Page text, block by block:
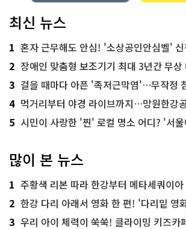
최신 뉴스
1 혼자 근무해도 안심! '소상공인안심벨'
2 장애인 맞춤형 보조기기 최대 3년간 무상 대
3 걸을 때마다 아픈 '족저근막염'…무작정 참지 말
4 먹거리부터 야경 라이브까지…망원한강
5 시민이 사랑한 '찐' 로컬 명소 어디? '서울에
많이 본 뉴스
1 주황색 리본 따라 한강부터 메타세쿼이아 숲길까
2 한강 다리 아래서 영화 한 편! '다리밑 영
3 우리 아이 체력이 쑥쑥! 클라이밍 키즈카